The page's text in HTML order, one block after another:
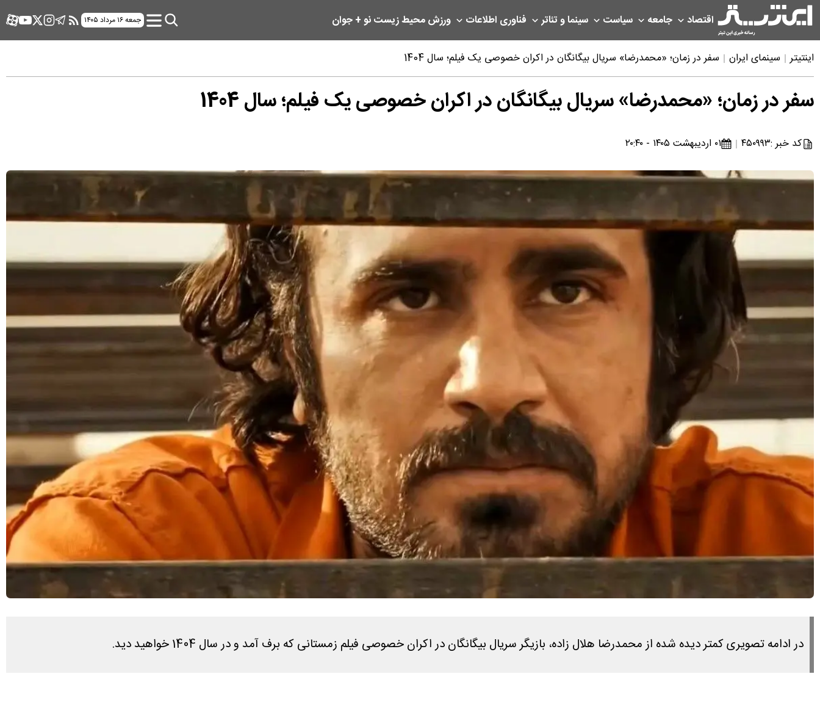
اقتصاد جامعه سیاست سینما و تئاتر فناوری اطلاعات ورزشمحیط زیستنو + جوان جمعه ۱۶ مرداد ۱۴۰۵
اینتیتر سینمای ایران سفر در زمان؛ «محمدرضا» سریال بیگانگان در اکران خصوصی یک فیلم؛ سال 1404
سفر در زمان؛ «محمدرضا» سریال بیگانگان در اکران خصوصی یک فیلم؛ سال 1404
کد خبر :۴۵۰۹۹۳ ۰۱ اردیبهشت ۱۴۰۵ - ۲۰:۴۰
در ادامه تصویری کمتر دیده شده از محمدرضا هلال زاده، بازیگر سریال بیگانگان در اکران خصوصی فیلم زمستانی که برف آمد و در سال 1404 خواهید دید.